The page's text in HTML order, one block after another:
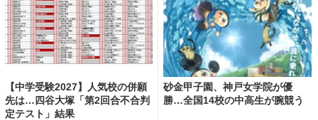
【中学受験2027】人気校の併願
先は…四谷大塚「第2回合不合判
定テスト」結果
砂金甲子園、神戸女学院が優
勝…全国14校の中高生が腕競う